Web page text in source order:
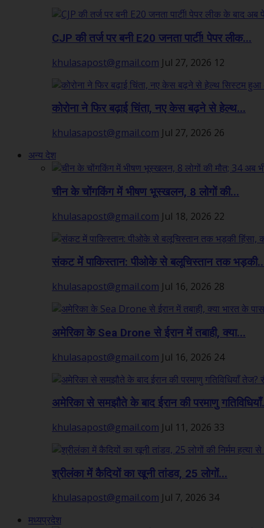
CJP की तर्ज पर बनी E20 जनता पार्टी! पेपर लीक...
khulasapost@gmail.com Jul 27, 2026 12
कोरोना ने फिर बढ़ाई चिंता, नए केस बढ़ने से हेल्थ...
khulasapost@gmail.com Jul 27, 2026 26
अन्य देश
चीन के चोंगकिंग में भीषण भूस्खलन, 8 लोगों की...
khulasapost@gmail.com Jul 18, 2026 22
संकट में पाकिस्तान: पीओके से बलूचिस्तान तक
khulasapost@gmail.com Jul 16, 2026 28
अमेरिका के Sea Drone से ईरान में तबाही, क्या...
khulasapost@gmail.com Jul 16, 2026 24
अमेरिका से समझौते के बाद ईरान की परमाणु
khulasapost@gmail.com Jul 11, 2026 33
श्रीलंका में कैदियों का खूनी तांडव, 25 लोगों...
khulasapost@gmail.com Jul 7, 2026 34
मध्यप्रदेश